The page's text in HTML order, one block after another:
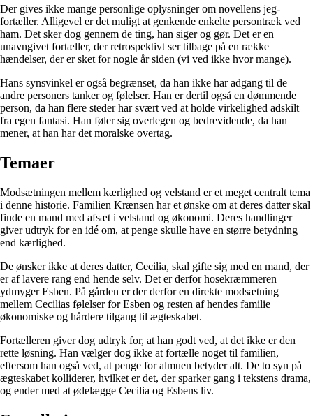
Der gives ikke mange personlige oplysninger om novellens jeg-
fortæller. Alligevel er det muligt at genkende enkelte persontræk ved
ham. Det sker dog gennem de ting, han siger og gør. Det er en
unavngivet fortæller, der retrospektivt ser tilbage på en række
hændelser, der er sket for nogle år siden (vi ved ikke hvor mange).
Hans synsvinkel er også begrænset, da han ikke har adgang til de
andre personers tanker og følelser. Han er dertil også en dømmende
person, da han flere steder har svært ved at holde virkelighed adskilt
fra egen fantasi. Han føler sig overlegen og bedrevidende, da han
mener, at han har det moralske overtag.
Temaer
Modsætningen mellem kærlighed og velstand er et meget centralt tema
i denne historie. Familien Krænsen har et ønske om at deres datter skal
finde en mand med afsæt i velstand og økonomi. Deres handlinger
giver udtryk for en idé om, at penge skulle have en større betydning
end kærlighed.
De ønsker ikke at deres datter, Cecilia, skal gifte sig med en mand, der
er af lavere rang end hende selv. Det er derfor hosekræmmeren
ydmyger Esben. På gården er der derfor en direkte modsætning
mellem Cecilias følelser for Esben og resten af hendes familie
økonomiske og hårdere tilgang til ægteskabet.
Fortælleren giver dog udtryk for, at han godt ved, at det ikke er den
rette løsning. Han vælger dog ikke at fortælle noget til familien,
eftersom han også ved, at penge for almuen betyder alt. De to syn på
ægteskabet kolliderer, hvilket er det, der sparker gang i tekstens drama,
og ender med at ødelægge Cecilia og Esbens liv.